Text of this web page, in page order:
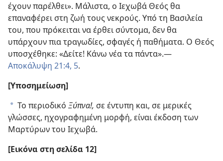
έχουν παρέλθει». Μάλιστα, ο Ιεχωβά Θεός θα
επαναφέρει στη ζωή τους νεκρούς. Υπό τη Βασιλεία
του, που πρόκειται να έρθει σύντομα, δεν θα
υπάρχουν πια τραγωδίες, σφαγές ή παθήματα. Ο Θεός
υποσχέθηκε: «Δείτε! Κάνω νέα τα πάντα».​—
Αποκάλυψη 21:4, 5.
[Υποσημείωση]
a Το περιοδικό Ξύπνα!, σε έντυπη και, σε μερικές
γλώσσες, ηχογραφημένη μορφή, είναι έκδοση των
Μαρτύρων του Ιεχωβά.
[Εικόνα στη σελίδα 12]